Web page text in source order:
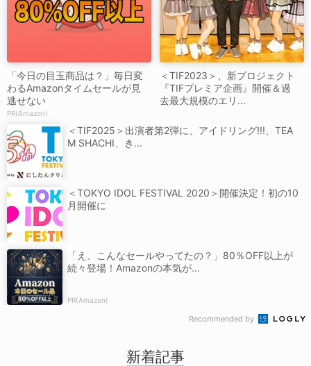
「今日の目玉商品は？」毎日変
わるAmazonタイムセールが見
逃せない
PR(Amazon)
＜TIF2023＞、新プロジェクト
『TIFプレミア企画』開催＆過
去最大規模のエリ...
＜TIF2025＞出演者第2弾に、アイドリング!!!、TEA
M SHACHI、き...
＜TOKYO IDOL FESTIVAL 2020＞開催決定！初の10
月開催に
「え、こんなセールやってたの？」80％OFF以上が
続々登場！Amazonの本気が...
PR(Amazon)
Recommended by
新着記事